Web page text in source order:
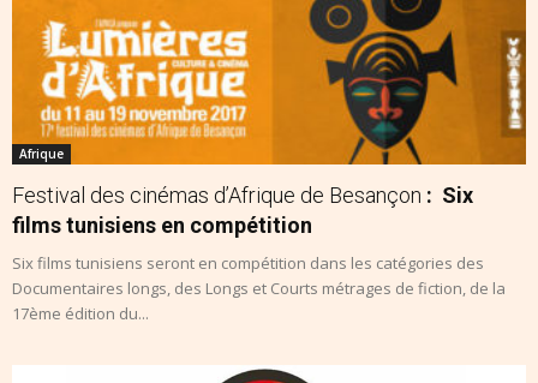
Afrique
Festival des cinémas d’Afrique de Besançon : Six
films tunisiens en compétition
Six films tunisiens seront en compétition dans les catégories des
Documentaires longs, des Longs et Courts métrages de fiction, de la
17ème édition du...